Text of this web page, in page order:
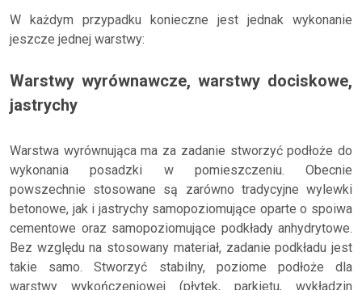
W każdym przypadku konieczne jest jednak wykonanie
jeszcze jednej warstwy:
Warstwy wyrównawcze, warstwy dociskowe,
jastrychy
Warstwa wyrównująca ma za zadanie stworzyć podłoże do
wykonania posadzki w pomieszczeniu. Obecnie
powszechnie stosowane są zarówno tradycyjne wylewki
betonowe, jak i jastrychy samopoziomujące oparte o spoiwa
cementowe oraz samopoziomujące podkłady anhydrytowe.
Bez względu na stosowany materiał, zadanie podkładu jest
takie samo. Stworzyć stabilny, poziome podłoże dla
warstwy wykończeniowej (płytek, parkietu, wykładzin